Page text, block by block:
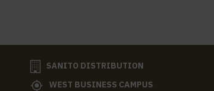
SANITO DISTRIBUTION
WEST BUSINESS CAMPUS